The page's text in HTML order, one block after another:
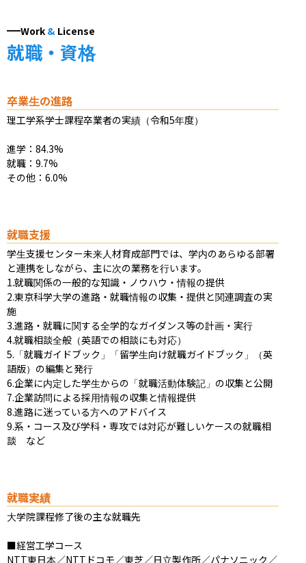
Work & License
就職・資格
卒業生の進路
理工学系学士課程卒業者の実績（令和5年度）
進学：84.3%
就職：9.7%
その他：6.0%
就職支援
学生支援センター未来人材育成部門では、学内のあらゆる部署
と連携をしながら、主に次の業務を行います。
1.就職関係の一般的な知識・ノウハウ・情報の提供
2.東京科学大学の進路・就職情報の収集・提供と関連調査の実
施
3.進路・就職に関する全学的なガイダンス等の計画・実行
4.就職相談全般（英語での相談にも対応）
5.「就職ガイドブック」「留学生向け就職ガイドブック」（英
語版）の編集と発行
6.企業に内定した学生からの「就職活動体験記」の収集と公開
7.企業訪問による採用情報の収集と情報提供
8.進路に迷っている方へのアドバイス
9.系・コース及び学科・専攻では対応が難しいケースの就職相
談　など
就職実績
大学院課程修了後の主な就職先
■経営工学コース
NTT東日本／NTTドコモ／東芝／日立製作所／パナソニック／